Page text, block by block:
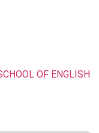
OF ENGLISH